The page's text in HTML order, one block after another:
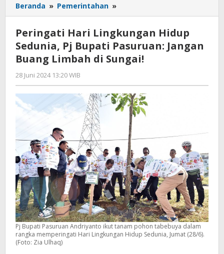
Beranda » Pemerintahan »
Hari
Lingkungan
Hidup
Sedunia,
Pj
Buang
Limbah
Sungai!
Peringati Hari Lingkungan Hidup
Sedunia, Pj Bupati Pasuruan: Jangan
Buang Limbah di Sungai!
28 Juni 2024 13:20 WIB
Faisal
Pj Bupati Pasuruan Andriyanto ikut tanam pohon tabebuya dalam
rangka memperingati Hari Lingkungan Hidup Sedunia, Jumat (28/6).
(Foto: Zia Ulhaq)